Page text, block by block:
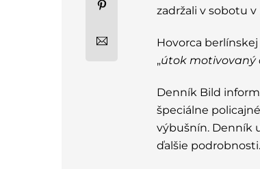
zadržali v sobotu
Hovorca
„útok motivovaný
Denník Bild
špeciálne
výbušnín. Denník
ďalšie podrobnosti.